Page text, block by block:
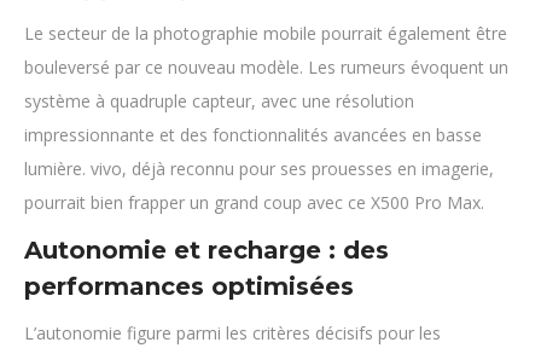
Le secteur de la photographie mobile pourrait également être
bouleversé par ce nouveau modèle. Les rumeurs évoquent un
système à quadruple capteur, avec une résolution
impressionnante et des fonctionnalités avancées en basse
lumière. vivo, déjà reconnu pour ses prouesses en imagerie,
pourrait bien frapper un grand coup avec ce X500 Pro Max.
Autonomie et recharge : des
performances optimisées
L’autonomie figure parmi les critères décisifs pour les